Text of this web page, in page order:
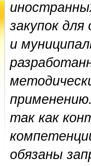
закупок
и
так как
обязаны